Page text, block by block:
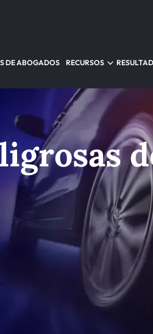
DE ABOGADOS RECURSOS